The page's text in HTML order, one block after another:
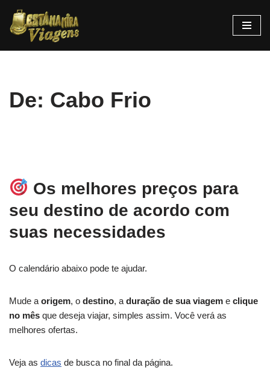
Pular
De: Cabo Frio
Os melhores preços para
seu destino de acordo com
suas necessidades
O calendário abaixo pode te ajudar.
Mude a origem, o destino, a duração de sua viagem e clique
no mês que deseja viajar, simples assim. Você verá as
melhores ofertas.
Veja as dicas de busca no final da página.